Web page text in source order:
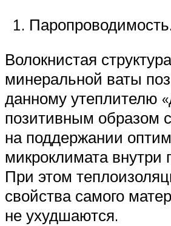
Волокнистая структура
минеральной ваты
данному утеплителю
позитивным образом
на поддержании
микроклимата
При этом
свойства самого
не ухудшаются.